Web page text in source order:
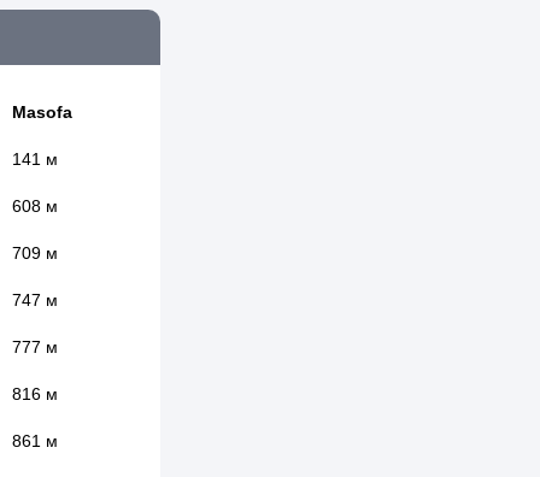
Masofa
141 м
608 м
709 м
747 м
777 м
816 м
861 м